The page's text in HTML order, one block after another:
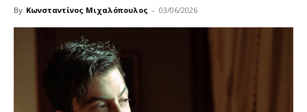
By Κωνσταντίνος Μιχαλόπουλος - 03/06/2026